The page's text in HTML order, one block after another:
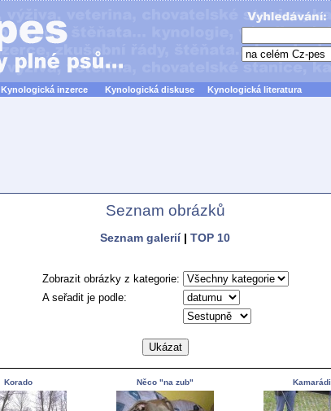
Kynologická inzerce Kynologická diskuse Kynologická literatura
Seznam obrázků
Seznam galerií| TOP 10
Zobrazit obrázky z kategorie:
A seřadit je podle:
Korado Něco "na zub" Kamarádi